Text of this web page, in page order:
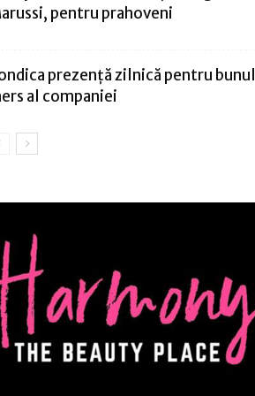
pentru prahoveni
prezență zilnică pentru bunul
al companiei